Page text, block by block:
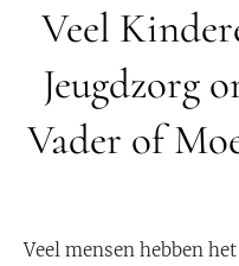
Veel
Jeugdzorg
Vader of
Veel mensen hebben